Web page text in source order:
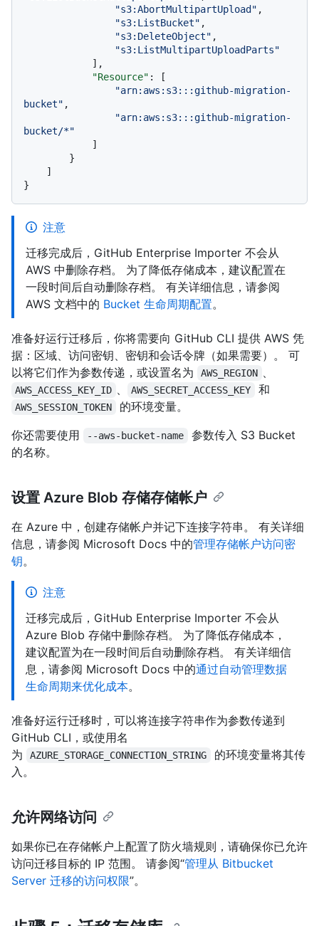
"s3:AbortMultipartUpload" ,
"s3:ListBucket" ,
"s3:DeleteObject" ,
"s3:ListMultipartUploadParts"
] ,
"Resource" :
[
"arn:aws:s3:::github-migration-
bucket" ,
"arn:aws:s3:::github-migration-
bucket/*"
]
}
]
}
注意
迁移完成后，GitHub Enterprise Importer 不会从
AWS 中删除存档。 为了降低存储成本，建议配置在
一段时间后自动删除存档。 有关详细信息，请参阅
AWS 文档中的 Bucket 生命周期配置。
准备好运行迁移后，你将需要向 GitHub CLI 提供 AWS 凭
据：区域、访问密钥、密钥和会话令牌（如果需要）。 可
以将它们作为参数传递，或设置名为
AWS_REGION 、
AWS_ACCESS_KEY_ID 、 AWS_SECRET_ACCESS_KEY 和
AWS_SESSION_TOKEN
的环境变量。
你还需要使用
--aws-bucket-name
参数传入 S3 Bucket
的名称。
设置 Azure Blob 存储存储帐户
在 Azure 中，创建存储帐户并记下连接字符串。 有关详细
信息，请参阅 Microsoft Docs 中的管理存储帐户访问密
钥。
注意
迁移完成后，GitHub Enterprise Importer 不会从
Azure Blob 存储中删除存档。 为了降低存储成本，
建议配置为在一段时间后自动删除存档。 有关详细信
息，请参阅 Microsoft Docs 中的通过自动管理数据
生命周期来优化成本。
准备好运行迁移时，可以将连接字符串作为参数传递到
GitHub CLI，或使用名
为
AZURE_STORAGE_CONNECTION_STRING
的环境变量将其传
入。
允许网络访问
如果你已在存储帐户上配置了防火墙规则，请确保你已允许
访问迁移目标的 IP 范围。 请参阅“管理从 Bitbucket
Server 迁移的访问权限”。